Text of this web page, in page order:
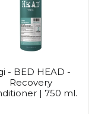
- BED HEAD -
Recovery
| 750 ml.